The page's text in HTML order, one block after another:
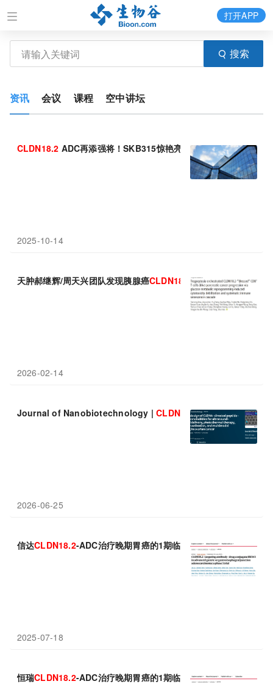
搜索
打开APP
资讯 会议 课程 空中讲坛
CLDN18.2 ADC再添强将！SKB315惊艳亮相ESMO
2025-10-14
天肿郝继辉/周天兴团队发现胰腺癌CLDN18.2靶向治疗耐药的全新
2026-02-14
Journal of Nanobiotechnology |CLDN 4靶向肽纳米泡联合超
2026-06-25
信达CLDN18.2-ADC治疗晚期胃癌的1期临床数据登上Nature
2025-07-18
恒瑞CLDN18.2-ADC治疗晚期胃癌的1期临床数据登上Nature